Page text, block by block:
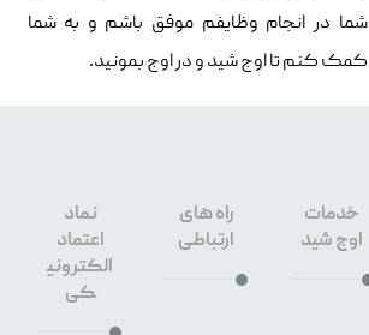
شما در انجام وظایفم موفق باشم و به شما
کمک کنم تا اوج شید و در اوج بمونید.
خدمات
اوج شید
راه های
ارتباطی
نماد
اعتماد
الکترونی
کی